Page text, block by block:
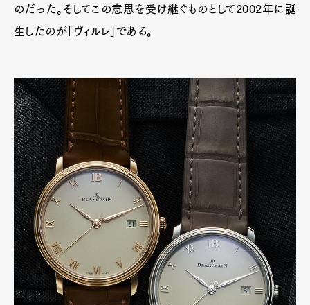
のだった。そしてこの意思を受け継ぐものとして2002年に誕
生したのが「ヴィルレ」である。